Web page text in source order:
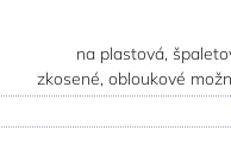
na plastová,
zkosené, obloukové